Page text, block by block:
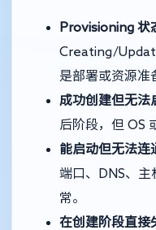
Provisioning 状
Creating/
是部署或资源准
成功创建但无法
后阶段，但 OS
能启动但无法连
端口、DNS、主
常。
在创建阶段直接